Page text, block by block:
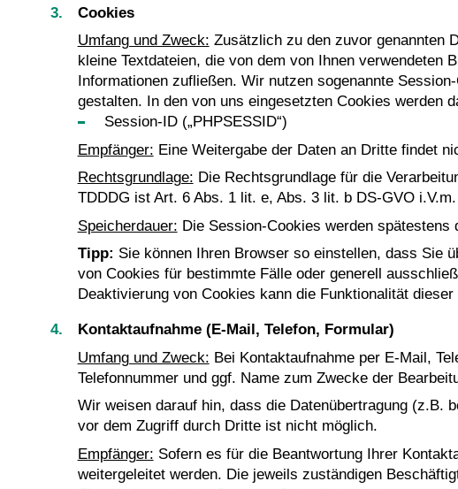
Cookies
Umfang und Zweck: Zusätzlich zu den zuvor genannten
kleine Textdateien, die von dem von Ihnen
Informationen zufließen. Wir nutzen sogenannte
gestalten. In den von uns eingesetzten Cookies werden
Session-ID („PHPSESSID“)
Empfänger: Eine Weitergabe der Daten an Dritte findet
Rechtsgrundlage: Die Rechtsgrundlage für die
TDDDG ist Art. 6 Abs. 1 lit. e, Abs. 3 lit. b DS-GVO
Speicherdauer: Die Session-Cookies werden
Tipp: Sie können Ihren Browser so einstellen, dass Sie
von Cookies für bestimmte Fälle oder generell
Deaktivierung von Cookies kann die Funktionalität
Kontaktaufnahme (E-Mail, Telefon, Formular)
Umfang und Zweck: Bei Kontaktaufnahme per E-Mail,
Telefonnummer und ggf. Name zum Zwecke der
Wir weisen darauf hin, dass die Datenübertragung (z.B.
vor dem Zugriff durch Dritte ist nicht möglich.
Empfänger: Sofern es für die Beantwortung Ihrer
weitergeleitet werden. Die jeweils zuständigen